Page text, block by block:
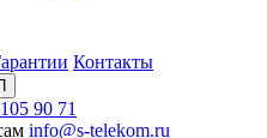
Контакты
90 71
info@s-telekom.ru